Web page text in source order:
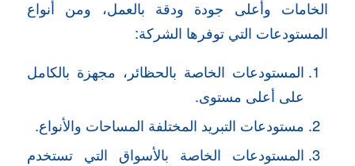
الخامات وأعلى جودة ودقة بالعمل، ومن أنواع
المستودعات التي توفرها الشركة:
المستودعات الخاصة بالحظائر، مجهزة بالكامل
على أعلى مستوى.
مستودعات التبريد المختلفة المساحات والأنواع.
المستودعات الخاصة بالأسواق التي تستخدم